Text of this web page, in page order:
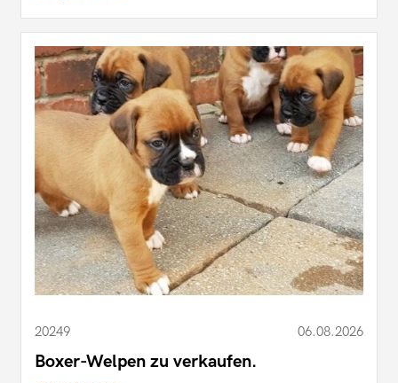
20249 06.08.2026
Boxer-Welpen zu verkaufen.